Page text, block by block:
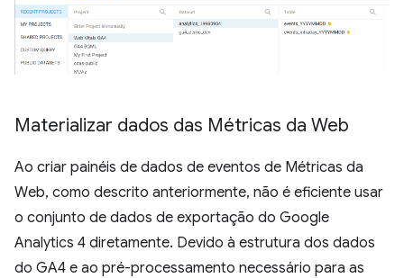
Materializar dados das Métricas da Web
Ao criar painéis de dados de eventos de Métricas da
Web, como descrito anteriormente, não é eficiente usar
o conjunto de dados de exportação do Google
Analytics 4 diretamente. Devido à estrutura dos dados
do GA4 e ao pré-processamento necessário para as